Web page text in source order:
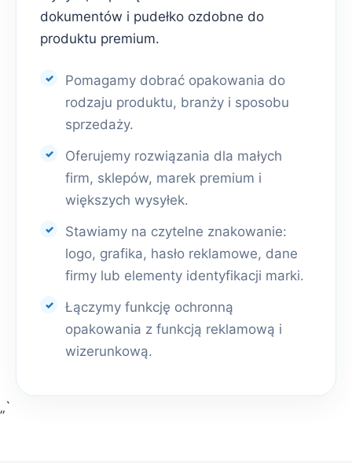
dokumentów i pudełko ozdobne do
produktu premium.
Pomagamy dobrać opakowania do
rodzaju produktu, branży i sposobu
sprzedaży.
Oferujemy rozwiązania dla małych
firm, sklepów, marek premium i
większych wysyłek.
Stawiamy na czytelne znakowanie:
logo, grafika, hasło reklamowe, dane
firmy lub elementy identyfikacji marki.
Łączymy funkcję ochronną
opakowania z funkcją reklamową i
wizerunkową.
„`